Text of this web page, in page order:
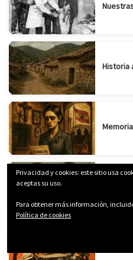
Historia
Privacidad y cookies: este sitio usa
aceptas su uso.
Para obtener más información,
Política de cookies